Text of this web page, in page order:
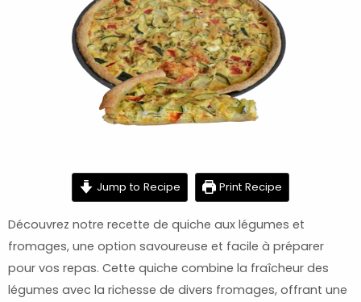
Jump to Recipe Print Recipe
Découvrez notre recette de quiche aux légumes et
fromages, une option savoureuse et facile à préparer
pour vos repas. Cette quiche combine la fraîcheur des
légumes avec la richesse de divers fromages, offrant une
minutes minutes